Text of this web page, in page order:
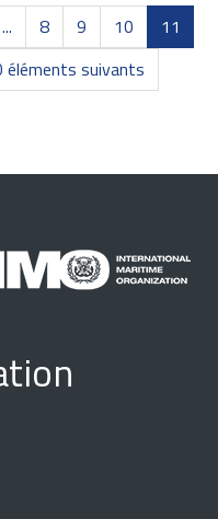
... 8 9 10
11
éléments suivants